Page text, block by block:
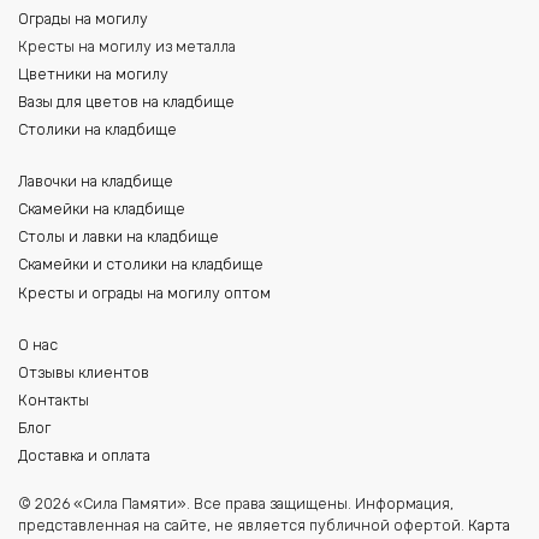
Ограды на могилу
Кресты на могилу из металла
Цветники на могилу
Вазы для цветов на кладбище
Столики на кладбище
Лавочки на кладбище
Скамейки на кладбище
Столы и лавки на кладбище
Скамейки и столики на кладбище
Кресты и ограды на могилу оптом
О нас
Отзывы клиентов
Контакты
Блог
Доставка и оплата
© 2026 «Сила Памяти». Все права защищены. Информация,
представленная на сайте, не является публичной офертой. Карта